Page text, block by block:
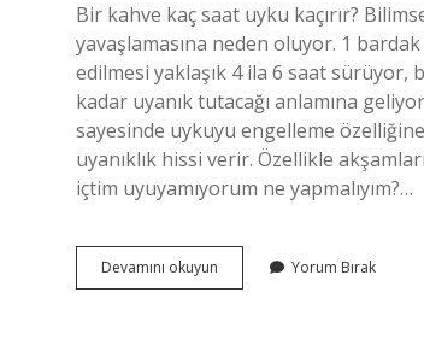
Bir kahve kaç saat uyku kaçırır?
yavaşlamasına neden oluyor. 1
edilmesi yaklaşık 4 ila 6 saat
kadar uyanık tutacağı anlamına
sayesinde uykuyu engelleme
uyanıklık hissi verir. Özellikle
içtim uyuyamıyorum ne yapmalıyım?…
Devamını okuyun
Kahve
Yorum Bırak